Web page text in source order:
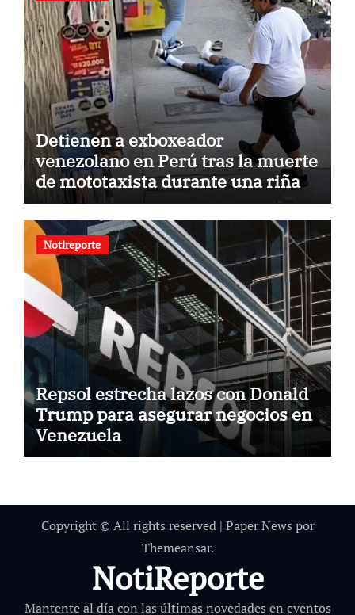
Detienen a exboxeador
venezolano en Perú tras la muerte
de mototaxista durante una riña
Notireporte
Repsol estrecha lazos con Donald
Trump para asegurar negocios en
Venezuela
Copyright © All rights reserved | Paper News por
Themeansar.
NotiReporte
Mantente al día con las últimas novedades en eventos